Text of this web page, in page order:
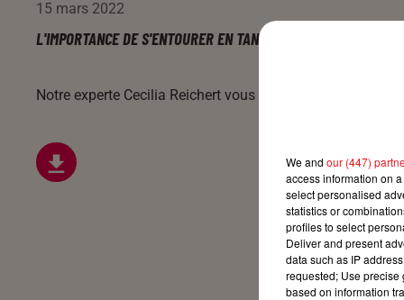
15 mars 2022
L'IMPORTANCE DE S'ENTOURER EN TANT QUE PARENT SOLO
Notre experte Cecilia Reichert vous éclaire tous les jours
We and our (447)
access information on
select personalised
statistics or
profiles to select
Deliver and present
data such as IP
requested; Use precise
based on information